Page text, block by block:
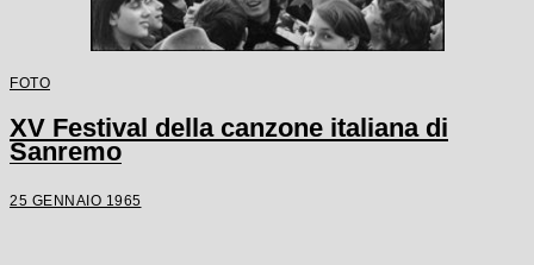
FOTO
XV Festival della canzone italiana di
Sanremo
25 GENNAIO 1965